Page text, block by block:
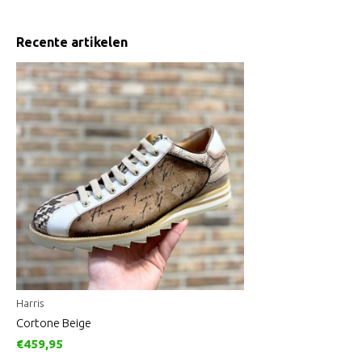
Recente artikelen
Harris
Cortone Beige
€459,95